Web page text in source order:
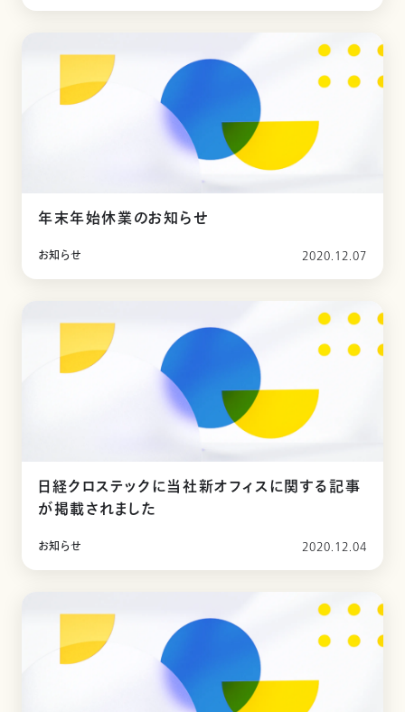
年末年始休業のお知らせ
お知らせ 2020.12.07
日経クロステックに当社新オフィスに関する記事
が掲載されました
お知らせ 2020.12.04